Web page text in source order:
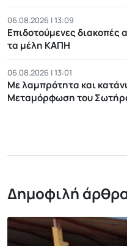
06.08.2026 | 13:09
Επιδοτούμενες διακοπές
τα μέλη ΚΑΠΗ
06.08.2026 | 13:01
Με λαμπρότητα και
Μεταμόρφωση του
Δημοφιλή